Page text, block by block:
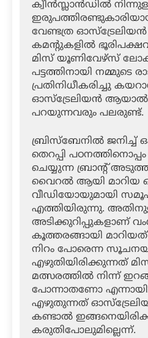
ക്വീന്‍സ്ലാന്‍ഡില്‍
വേണ്ടത്ര ഓസ്‌ട്രേലിയന്‍
കമന്റുകളില്‍
മിസ് യൂണിവേഴ്‌സ്
പട്ടത്തിനായി നമ്മുടെ
പ്രതിനിധീകരിച്ചു
ഓസ്‌ട്രേലിയന്‍
പറയുന്നവരും പലരുണ്ട്.
ബ്രിസ്‌ബേനില്‍
തെറപ്പി
ചെയ്യുന്ന ബ്രാന്റ്
വൈറല്‍ ആയി മാറിയ
വീഡിയോയുമായി
എത്തിയിരുന്നു.
അടിക്കുറിപ്പുകളാണ്
കൂത്തരങ്ങായി
നിറം പോരെന്ന
എഴുതിയിരിക്കുന്നത്
മത്സരത്തില്‍ നിന്ന്
പോന്നാതണോ
എഴുതുന്നത്
കണ്ടാല്‍
കരുതിപോലുമില്ലെന്ന്.